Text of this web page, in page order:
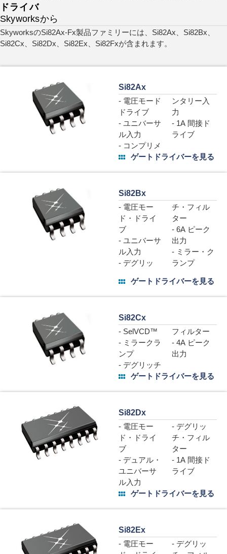
ドライバ
Skyworksから
SkyworksのSi82Ax-Fx製品ファミリーには、Si82Ax、Si82Bx、
Si82Cx、Si82Dx、Si82Ex、Si82Fxが含まれます。
Si82Ax
- 電圧モード
ドライブ
- ユニバーサ
ル入力
- コンプリメ
ンタリー入
力
- 1A 間接ド
ライブ
ゲートドライバーを見る
Si82Bx
- 電圧モー
ド・ドライ
ブ
- ユニバーサ
ル入力
- デグリッ
チ・フィル
ター
- 6A ピーク
出力
- ミラー・ク
ランプ
ゲートドライバーを見る
Si82Cx
- SelVCD™
- ミラークラ
ンプ
- デグリッチ
フィルター
- 4A ピーク
出力
ゲートドライバーを見る
Si82Dx
- 電圧モー
ド・ドライ
ブ
- デュアル・
ユニバーサ
ル入力
- デグリッ
チ・フィル
ター
- 1A 間接ド
ライブ
ゲートドライバーを見る
Si82Ex
- 電圧モー
- デグリッ